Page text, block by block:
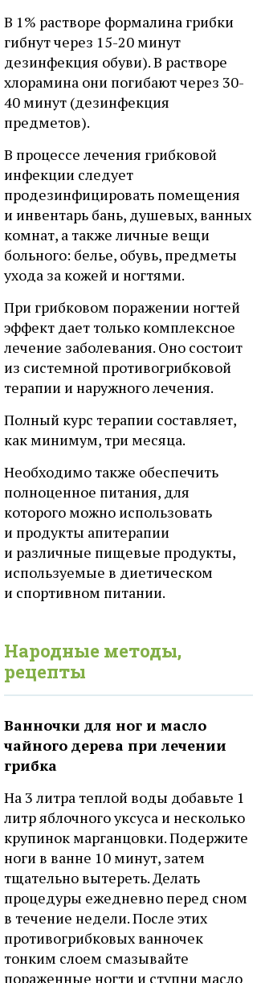
В 1% растворе формалина грибки
гибнут через 15-20 минут
дезинфекция обуви). В растворе
хлорамина они погибают через 30-
40 минут (дезинфекция
предметов).
В процессе лечения грибковой
инфекции следует
продезинфицировать помещения
и инвентарь бань, душевых, ванных
комнат, а также личные вещи
больного: белье, обувь, предметы
ухода за кожей и ногтями.
При грибковом поражении ногтей
эффект дает только комплексное
лечение заболевания. Оно состоит
из системной противогрибковой
терапии и наружного лечения.
Полный курс терапии составляет,
как минимум, три месяца.
Необходимо также обеспечить
полноценное питания, для
которого можно использовать
и продукты апитерапии
и различные пищевые продукты,
используемые в диетическом
и спортивном питании.
Народные методы,
рецепты
Ванночки для ног и масло
чайного дерева при лечении
грибка
На 3 литра теплой воды добавьте 1
литр яблочного уксуса и несколько
крупинок марганцовки. Подержите
ноги в ванне 10 минут, затем
тщательно вытереть. Делать
процедуры ежедневно перед сном
в течение недели. После этих
противогрибковых ванночек
тонким слоем смазывайте
пораженные ногти и ступни масло